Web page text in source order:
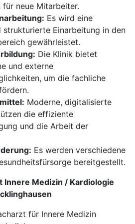
für neue Mitarbeiter.
Es wird eine
strukturierte Einarbeitung in den
gewährleistet.
Die Klinik bietet
und externe
um die fachliche
Moderne, digitalisierte
die effiziente
und die Arbeit der
Es werden verschiedene
bereitgestellt.
Innere Medizin / Kardiologie
für Innere Medizin